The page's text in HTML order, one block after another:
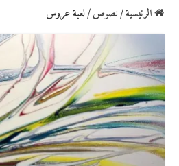
الرئيسية/نصوص/لعبة عروس